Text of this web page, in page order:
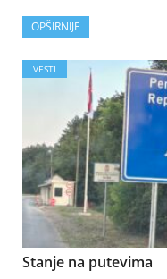
OPŠIRNIJE
VESTI
Stanje na putevima